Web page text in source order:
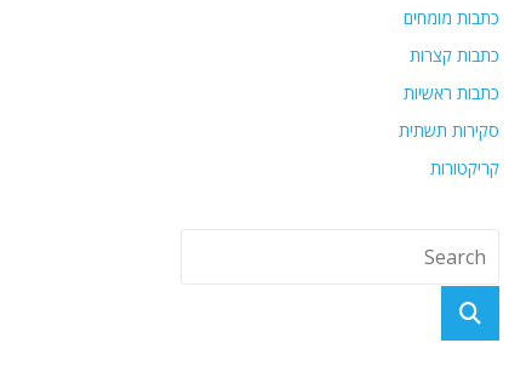
כתבות מומחים
כתבות קצרות
כתבות ראשיות
סקירות תשתית
קריקטורות